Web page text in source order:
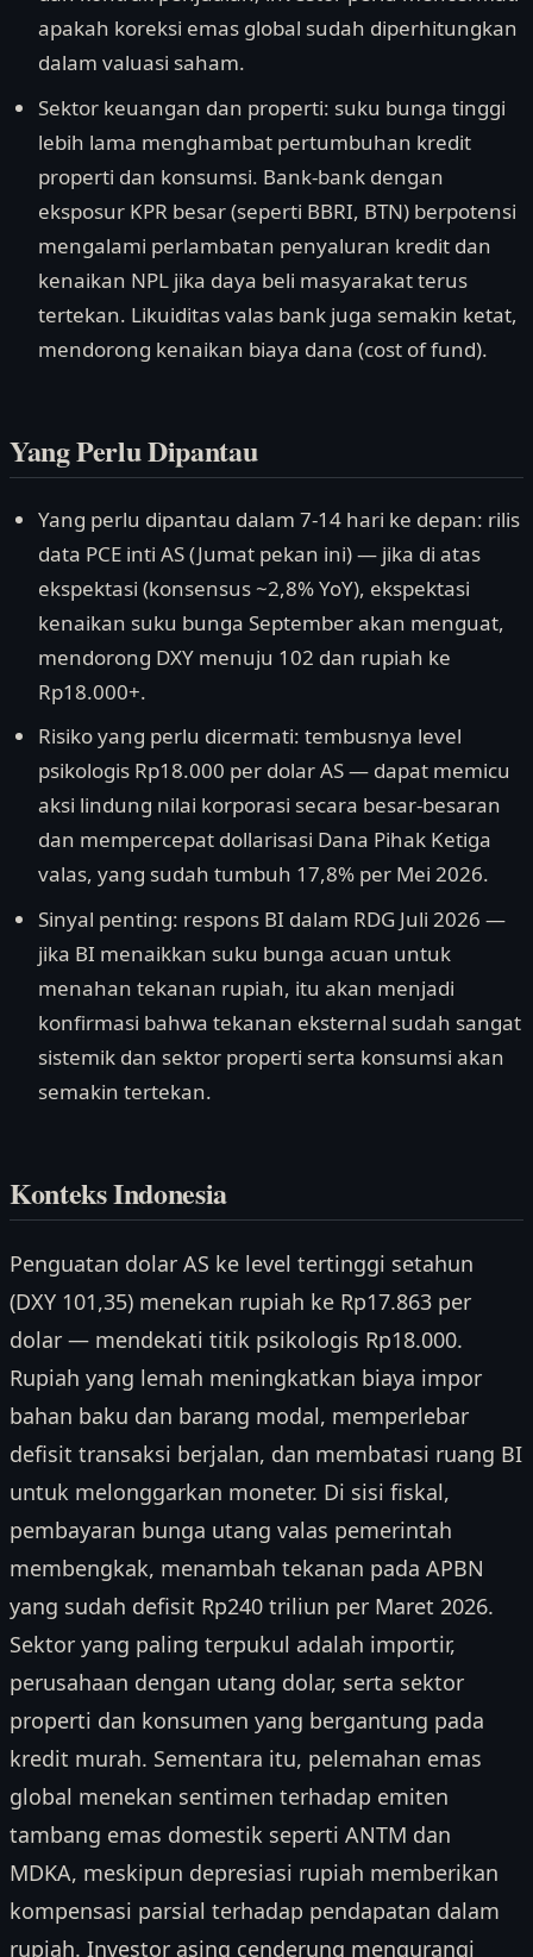
apakah koreksi emas global sudah diperhitungkan
dalam valuasi saham.
Sektor keuangan dan properti: suku bunga tinggi
lebih lama menghambat pertumbuhan kredit
properti dan konsumsi. Bank-bank dengan
eksposur KPR besar (seperti BBRI, BTN) berpotensi
mengalami perlambatan penyaluran kredit dan
kenaikan NPL jika daya beli masyarakat terus
tertekan. Likuiditas valas bank juga semakin ketat,
mendorong kenaikan biaya dana (cost of fund).
Yang Perlu Dipantau
Yang perlu dipantau dalam 7-14 hari ke depan: rilis
data PCE inti AS (Jumat pekan ini) — jika di atas
ekspektasi (konsensus ~2,8% YoY), ekspektasi
kenaikan suku bunga September akan menguat,
mendorong DXY menuju 102 dan rupiah ke
Rp18.000+.
Risiko yang perlu dicermati: tembusnya level
psikologis Rp18.000 per dolar AS — dapat memicu
aksi lindung nilai korporasi secara besar-besaran
dan mempercepat dollarisasi Dana Pihak Ketiga
valas, yang sudah tumbuh 17,8% per Mei 2026.
Sinyal penting: respons BI dalam RDG Juli 2026 —
jika BI menaikkan suku bunga acuan untuk
menahan tekanan rupiah, itu akan menjadi
konfirmasi bahwa tekanan eksternal sudah sangat
sistemik dan sektor properti serta konsumsi akan
semakin tertekan.
Konteks Indonesia
Penguatan dolar AS ke level tertinggi setahun
(DXY 101,35) menekan rupiah ke Rp17.863 per
dolar — mendekati titik psikologis Rp18.000.
Rupiah yang lemah meningkatkan biaya impor
bahan baku dan barang modal, memperlebar
defisit transaksi berjalan, dan membatasi ruang BI
untuk melonggarkan moneter. Di sisi fiskal,
pembayaran bunga utang valas pemerintah
membengkak, menambah tekanan pada APBN
yang sudah defisit Rp240 triliun per Maret 2026.
Sektor yang paling terpukul adalah importir,
perusahaan dengan utang dolar, serta sektor
properti dan konsumen yang bergantung pada
kredit murah. Sementara itu, pelemahan emas
global menekan sentimen terhadap emiten
tambang emas domestik seperti ANTM dan
MDKA, meskipun depresiasi rupiah memberikan
kompensasi parsial terhadap pendapatan dalam
rupiah. Investor asing cenderung mengurangi